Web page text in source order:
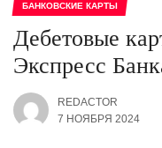
БАНКОВСКИЕ КАРТЫ
Дебетовые
Экспресс
REDACTOR
7 НОЯБРЯ 2024